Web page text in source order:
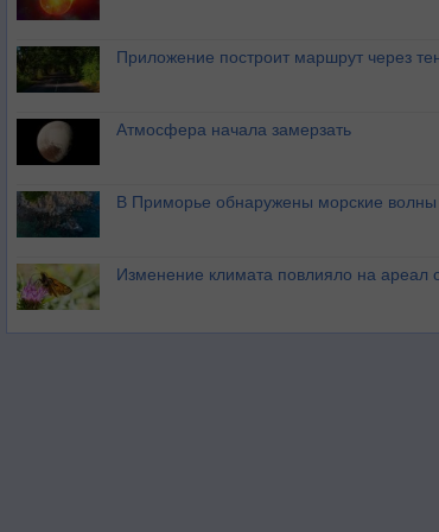
Приложение построит маршрут через
Атмосфера начала замерзать
В Приморье обнаружены морские волны
Изменение климата повлияло на ареал